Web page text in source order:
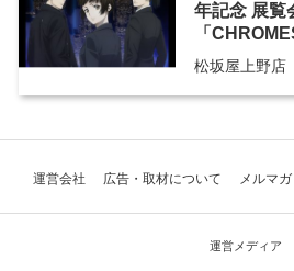
年記念 展覧
「
松坂屋上野店
運営会社 広告・取材について メルマガ
運営メディア